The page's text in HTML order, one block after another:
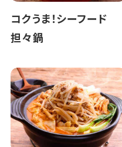
コクうま！シーフード
担々鍋